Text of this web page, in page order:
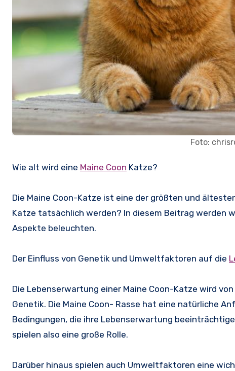
Foto:
Wie alt wird eine Maine Coon Katze?
Die Maine Coon-Katze ist eine der größten und
Katze tatsächlich werden? In diesem Beitrag werden
Aspekte beleuchten.
Der Einfluss von Genetik und Umweltfaktoren auf die
Die Lebenserwartung einer Maine Coon-Katze wird
Genetik. Die Maine Coon- Rasse hat eine natürliche
Bedingungen, die ihre Lebenserwartung
spielen also eine große Rolle.
Darüber hinaus spielen auch Umweltfaktoren eine